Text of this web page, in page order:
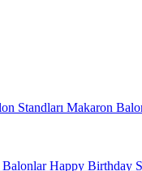
Standları Makaron
Happy Birthday